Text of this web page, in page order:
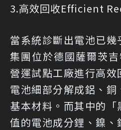
3.高效回收Efficient
當系統診斷出電池已
集團位於德國薩爾茨
營運試點工廠進行高
電池細部分解成鋁、
基本材料。而其中的
值的電池成分鋰、鎳